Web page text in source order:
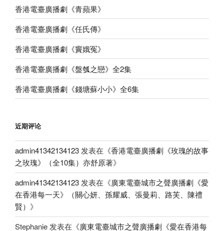
香港電臺廣播劇《青蘋果》
香港電臺廣播劇《任氏傳》
香港電臺廣播劇《竇娥冤》
香港電臺廣播劇《盤瓠之戀》全2集
香港電臺廣播劇《錢塘蘇小小》全6集
近期评论
admin41342134123发表在《香港電臺廣播劇《玫瑰的故事
之玫瑰》（全10集）亦舒原著》
admin41342134123发表在《廣東電臺城市之聲廣播劇《愛
在香港每一天》（關心妍、孫耀威、張曼莉、路芙、陳禮
賢） 》
Stephanie发表在《廣東電臺城市之聲廣播劇《愛在香港每